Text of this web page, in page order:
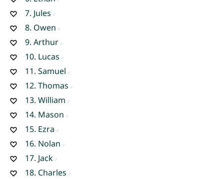
7. Jules
8. Owen
9. Arthur
10. Lucas
11. Samuel
12. Thomas
13. William
14. Mason
15. Ezra
16. Nolan
17. Jack
18. Charles